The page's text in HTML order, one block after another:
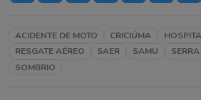
ACIDENTE DE MOTO CRICIÚMA
RESGATE AÉREO
SAER SAMU
SOMBRIO